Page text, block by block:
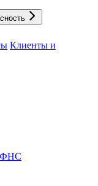
Клиенты и
ФНС